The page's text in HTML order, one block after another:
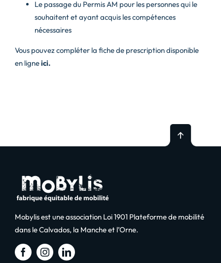
Le passage du Permis AM pour les personnes qui le
souhaitent et ayant acquis les compétences
nécessaires
Vous pouvez compléter la fiche de prescription disponible
en ligneici.
Mobylis est une association Loi 1901 Plateforme de mobilité
dans le Calvados, la Manche et l’Orne.